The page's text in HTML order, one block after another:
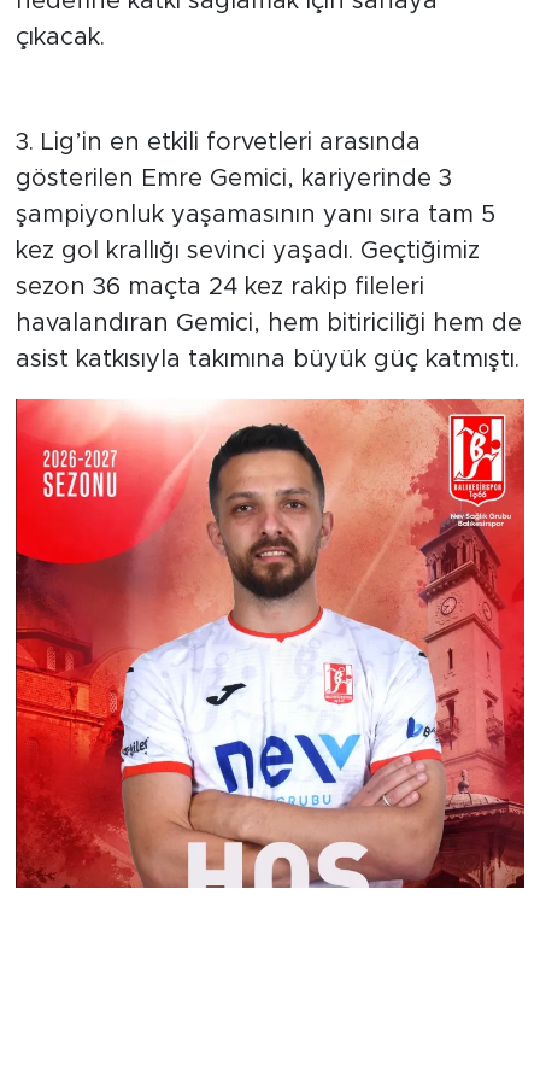
çıkacak.
3. Lig’in en etkili forvetleri arasında
gösterilen Emre Gemici, kariyerinde 3
şampiyonluk yaşamasının yanı sıra tam 5
kez gol krallığı sevinci yaşadı. Geçtiğimiz
sezon 36 maçta 24 kez rakip fileleri
havalandıran Gemici, hem bitiriciliği hem de
asist katkısıyla takımına büyük güç katmıştı.